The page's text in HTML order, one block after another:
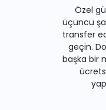
Özel
üçüncü
transfer
geçin.
başka bir